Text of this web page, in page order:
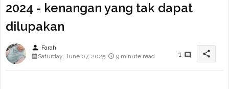
2024 - kenangan yang tak dapat
dilupakan
person Farah
Saturday, June 07, 2025
9 minute read 1 share